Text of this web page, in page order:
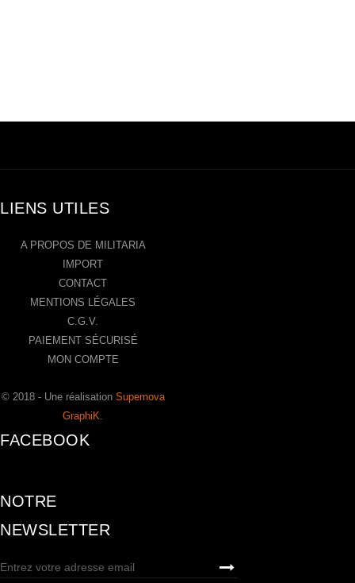
LIENS UTILES
A PROPOS DE MILITARIA
IMPORT
CONTACT
MENTIONS LÉGALES
C.G.V.
PAIEMENT SÉCURISÉ
MON COMPTE
© 2018 - Une réalisation Supernova
GraphiK
FACEBOOK
NOTRE
NEWSLETTER